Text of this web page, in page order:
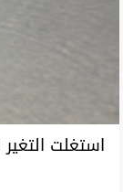
استغلت